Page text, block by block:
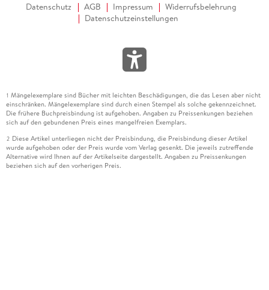
Datenschutz AGB Impressum
Widerrufsbelehrung
Datenschutzeinstellungen
1 Mängelexemplare sind Bücher mit leichten Beschädigungen, die das Lesen aber nicht
einschränken. Mängelexemplare sind durch einen Stempel als solche gekennzeichnet.
Die frühere Buchpreisbindung ist aufgehoben. Angaben zu Preissenkungen beziehen
sich auf den gebundenen Preis eines mangelfreien Exemplars.
2 Diese Artikel unterliegen nicht der Preisbindung, die Preisbindung dieser Artikel
wurde aufgehoben oder der Preis wurde vom Verlag gesenkt. Die jeweils zutreffende
Alternative wird Ihnen auf der Artikelseite dargestellt. Angaben zu Preissenkungen
beziehen sich auf den vorherigen Preis.